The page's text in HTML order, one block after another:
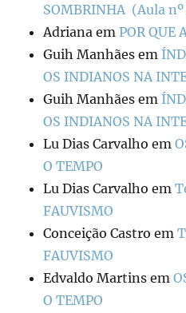
SOMBRINHA (Aula nº
Adriana em POR QUE
Guih Manhães em
OS INDIANOS NA
Guih Manhães em
OS INDIANOS NA
Lu Dias Carvalho em
O TEMPO
Lu Dias Carvalho em
FAUVISMO
Conceição Castro em
FAUVISMO
Edvaldo Martins em
O TEMPO